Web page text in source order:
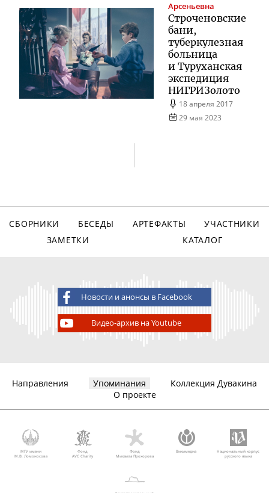
Арсеньевна
Строченовские
бани,
туберкулезная
больница
и Туруханская
экспедиция
НИГРИЗолото
18 апреля 2017
29 мая 2023
СБОРНИКИ БЕСЕДЫ АРТЕФАКТЫ
УЧАСТНИКИ
ЗАМЕТКИ
КАТАЛОГ
Новости и анонсы в Facebook
Видео-архив на Youtube
Направления Упоминания
Коллекция Дувакина
О проекте
МГУ имени
М.В. Ломоносова
Фонд
AVC Charity
Фонд
Михаила Прохорова
Викимедиа
Национальный корпус
русского языка